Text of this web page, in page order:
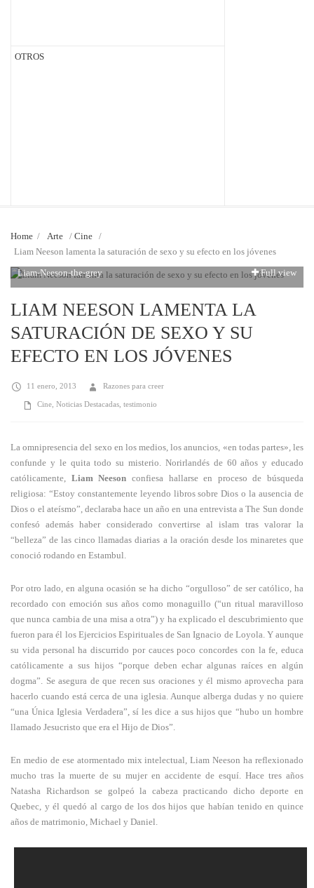
OTROS
Home / Arte / Cine /
Liam Neeson lamenta la saturación de sexo y su efecto en los jóvenes
Liam-Neeson-the-grey
Full view
LIAM NEESON LAMENTA LA
SATURACIÓN DE SEXO Y SU
EFECTO EN LOS JÓVENES
11 enero, 2013 Razones para creer
Cine Noticias Destacadas testimonio
La omnipresencia del sexo en los medios, los anuncios, «en todas partes», les
confunde y le quita todo su misterio. Norirlandés de 60 años y educado
católicamente, Liam Neeson confiesa hallarse en proceso de búsqueda
religiosa: “Estoy constantemente leyendo libros sobre Dios o la ausencia de
Dios o el ateísmo”, declaraba hace un año en una entrevista a The Sun donde
confesó además haber considerado convertirse al islam tras valorar la
“belleza” de las cinco llamadas diarias a la oración desde los minaretes que
conoció rodando en Estambul.
Por otro lado, en alguna ocasión se ha dicho “orgulloso” de ser católico, ha
recordado con emoción sus años como monaguillo (“un ritual maravilloso
que nunca cambia de una misa a otra”) y ha explicado el descubrimiento que
fueron para él los Ejercicios Espirituales de San Ignacio de Loyola. Y aunque
su vida personal ha discurrido por cauces poco concordes con la fe, educa
católicamente a sus hijos “porque deben echar algunas raíces en algún
dogma”. Se asegura de que recen sus oraciones y él mismo aprovecha para
hacerlo cuando está cerca de una iglesia. Aunque alberga dudas y no quiere
“una Única Iglesia Verdadera”, sí les dice a sus hijos que “hubo un hombre
llamado Jesucristo que era el Hijo de Dios”.
En medio de ese atormentado mix intelectual, Liam Neeson ha reflexionado
mucho tras la muerte de su mujer en accidente de esquí. Hace tres años
Natasha Richardson se golpeó la cabeza practicando dicho deporte en
Quebec, y él quedó al cargo de los dos hijos que habían tenido en quince
años de matrimonio, Michael y Daniel.